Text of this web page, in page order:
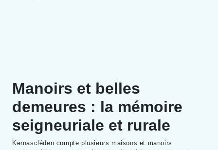
Manoirs et belles
demeures : la mémoire
seigneuriale et rurale
Kernascléden compte plusieurs maisons et manoirs